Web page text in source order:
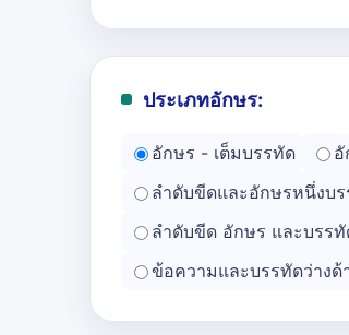
ประเภทอักษร:
อักษร - เต็มบรรทัด
ลำดับขีดและอักษรหนึ่งบ
ลำดับขีด อักษร และบรรทั
ข้อความและบรรทัดว่างด้